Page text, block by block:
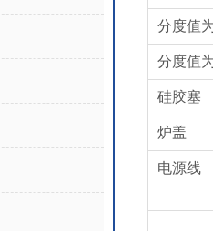
分度值
分度值
硅胶塞
炉盖
电源线